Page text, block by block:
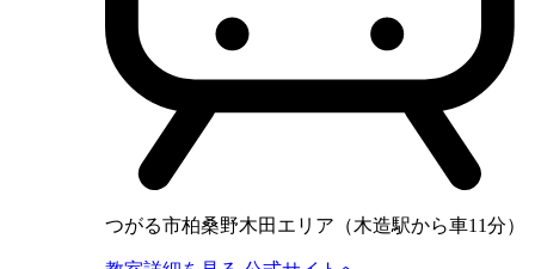
つがる市柏桑野木田エリア（木造駅から車11分）